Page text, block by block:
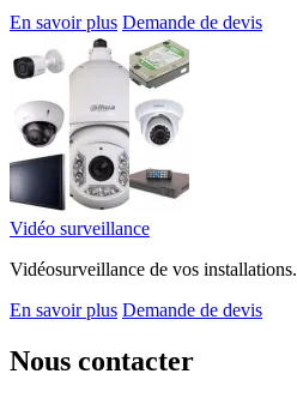
En savoir plus Demande de devis
Vidéo surveillance
Vidéosurveillance de vos installations.
En savoir plus Demande de devis
Nous contacter